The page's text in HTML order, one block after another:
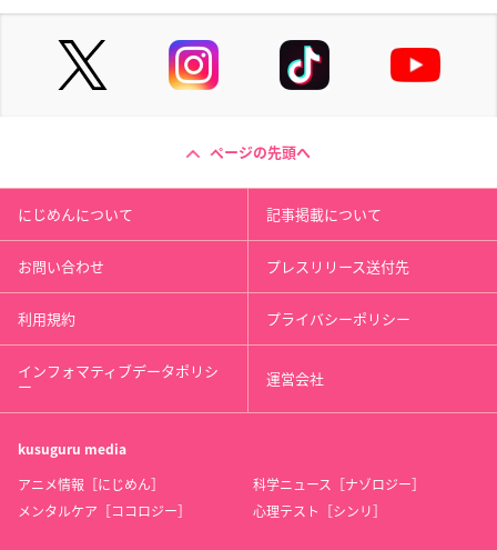
ページの先頭へ
にじめんについて 記事掲載について
お問い合わせ プレスリリース送付先
利用規約 プライバシーポリシー
インフォマティブデータポリシ
ー 運営会社
kusuguru media
アニメ情報［にじめん］
科学ニュース［ナゾロジー］
メンタルケア［ココロジー］
心理テスト［シンリ］